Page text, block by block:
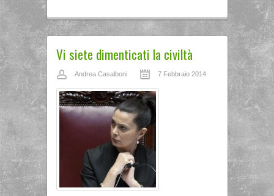
Vi siete dimenticati la civiltà
Andrea Casalboni 7 Febbraio 2014